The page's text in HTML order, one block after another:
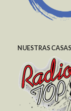
NUESTRAS